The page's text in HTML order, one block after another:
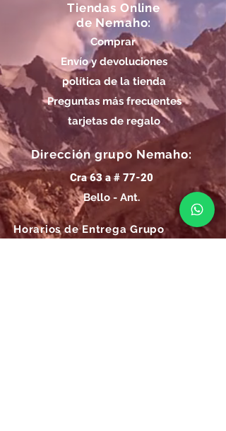
Tiendas Online
de Nemaho:
Comprar
Envío y devoluciones
política de la tienda
Preguntas más frecuentes
tarjetas de regalo
Dirección grupo Nemaho:
Cra 63 a # 77-20
Bello - Ant.
Horarios de Entrega Grupo
Nemaho: